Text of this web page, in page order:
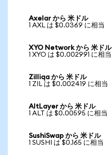
Axelar から 米ドル
1 AXL は $0.0369 に相当
XYO Network から 米ドル
1 XYO は $0.002991 に相当
Zilliqa から 米ドル
1 ZIL は $0.002419 に相当
AltLayer から 米ドル
1 ALT は $0.00595 に相当
SushiSwap から 米ドル
1 SUSHI は $0.165 に相当